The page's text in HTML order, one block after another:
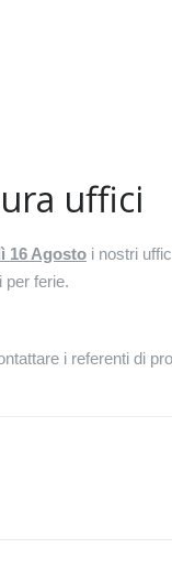
uffici
16 Agosto i nostri
per ferie.
i referenti di